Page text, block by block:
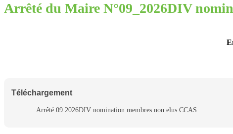
Arrêté du Maire N°09_2026DIV
Téléchargement
Arrêté 09 2026DIV nomination membres non elus CCAS